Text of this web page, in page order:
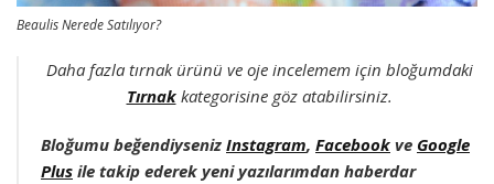
Beaulis Nerede Satılıyor?
Daha fazla tırnak ürünü ve oje incelemem için bloğumdaki
Tırnak kategorisine göz atabilirsiniz.
Bloğumu beğendiyseniz Instagram, Facebook ve Google
Plus ile takip ederek yeni yazılarımdan haberdar